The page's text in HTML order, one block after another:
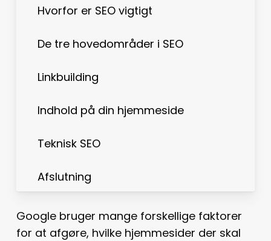
Hvorfor er SEO vigtigt
De tre hovedområder i SEO
Linkbuilding
Indhold på din hjemmeside
Teknisk SEO
Afslutning
Google bruger mange forskellige faktorer
for at afgøre, hvilke hjemmesider der skal